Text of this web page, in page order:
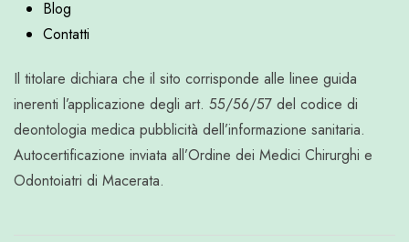
Blog
Contatti
Il titolare dichiara che il sito corrisponde alle linee guida
inerenti l’applicazione degli art. 55/56/57 del codice di
deontologia medica pubblicità dell’informazione sanitaria.
Autocertificazione inviata all’Ordine dei Medici Chirurghi e
Odontoiatri di Macerata.